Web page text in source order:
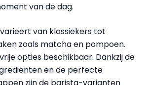
van de dag.
van klassiekers tot
zoals matcha en pompoen.
opties beschikbaar. Dankzij de
en de perfecte
zijn de barista-varianten